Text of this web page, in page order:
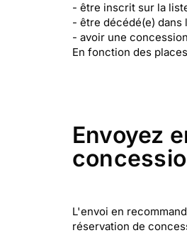
- être inscrit sur la
- être décédé(e) dans
- avoir une
En fonction des
Envoyez
L'envoi en
réservation de